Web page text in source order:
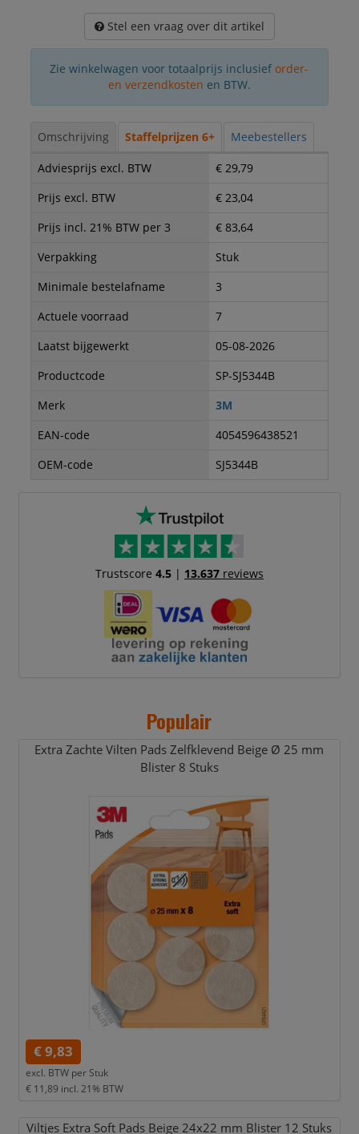
Stel een vraag over dit artikel
Zie winkelwagen voor totaalprijs inclusief order-
en verzendkosten en BTW.
Omschrijving Staffelprijzen 6+ Meebestellers
Adviesprijs excl. BTW
€ 29,79
Prijs excl. BTW
€ 23,04
Prijs incl. 21% BTW per 3
€ 83,64
Verpakking
Stuk
Minimale bestelafname
3
Actuele voorraad
7
Laatst bijgewerkt
05-08-2026
Productcode
SP-SJ5344B
Merk
3M
EAN-code
4054596438521
OEM-code
SJ5344B
Trustscore 4.5| 13.637reviews
Populair
Extra Zachte Vilten Pads Zelfklevend Beige Ø 25 mm
Blister 8 Stuks
€ 9,83
excl. BTW per Stuk
€ 11,89 incl. 21% BTW
Viltjes Extra Soft Pads Beige 24x22 mm Blister 12 Stuks